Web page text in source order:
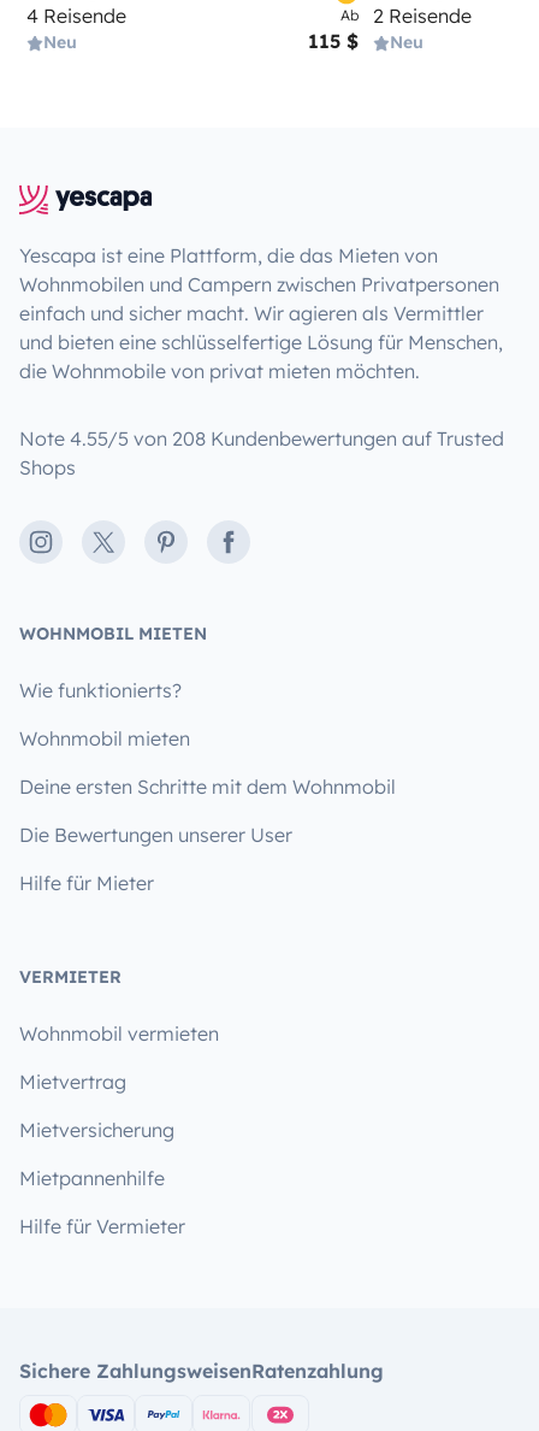
4 Reisende
Neu
Ab
115 $
2 Reisende
Neu
Yescapa ist eine Plattform, die das Mieten von
Wohnmobilen und Campern zwischen Privatpersonen
einfach und sicher macht. Wir agieren als Vermittler
und bieten eine schlüsselfertige Lösung für Menschen,
die Wohnmobile von privat mieten möchten.
Note 4.55/5 von 208 Kundenbewertungen auf Trusted
Shops
Instagram
X PinterestFacebook
WOHNMOBIL MIETEN
Wie funktionierts?
Wohnmobil mieten
Deine ersten Schritte mit dem Wohnmobil
Die Bewertungen unserer User
Hilfe für Mieter
VERMIETER
Wohnmobil vermieten
Mietvertrag
Mietversicherung
Mietpannenhilfe
Hilfe für Vermieter
Sichere ZahlungsweisenRatenzahlung